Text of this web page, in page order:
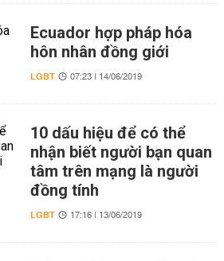
Ecuador hợp pháp hóa
hôn nhân đồng giới
LGBT 07:23 | 14/06/2019
10 dấu hiệu để có thể
nhận biết người bạn quan
tâm trên mạng là người
đồng tính
LGBT 17:16 | 13/06/2019